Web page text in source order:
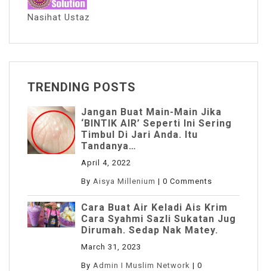
Nasihat Ustaz
TRENDING POSTS
Jangan Buat Main-Main Jika
‘BINTIK AIR’ Seperti Ini Sering
Timbul Di Jari Anda. Itu
Tandanya…
April 4, 2022
By Aisya Millenium | 0 Comments
Cara Buat Air Keladi Ais Krim
Cara Syahmi Sazli Sukatan Jug
Dirumah. Sedap Nak Matey.
March 31, 2023
By Admin I Muslim Network | 0